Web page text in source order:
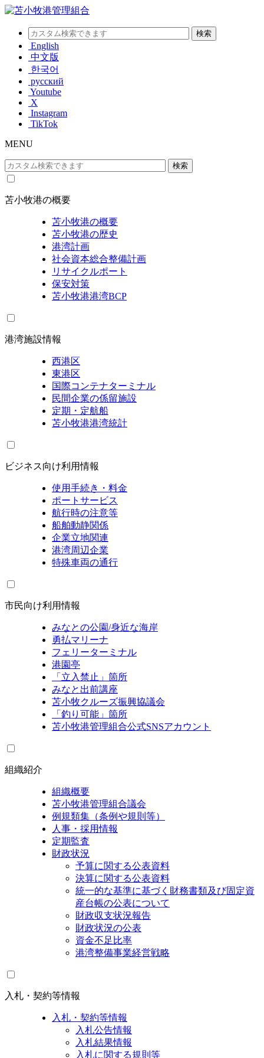
English
中文版
한국어
русский
Youtube
X
Instagram
TikTok
MENU
苫小牧港の概要
苫小牧港の概要
苫小牧港の歴史
港湾計画
社会資本総合整備計画
リサイクルポート
保安対策
苫小牧港港湾BCP
港湾施設情報
西港区
東港区
国際コンテナターミナル
民間企業の係留施設
定期・定航船
苫小牧港港湾統計
ビジネス向け利用情報
使用手続き・料金
ポートサービス
航行時の注意等
船舶動静関係
企業立地関連
港湾周辺企業
特殊車両の通行
市民向け利用情報
みなとの公園/身近な海岸
勇払マリーナ
フェリーターミナル
港園亭
「立入禁止」箇所
みなと出前講座
苫小牧クルーズ振興協議会
「釣り可能」箇所
苫小牧港管理組合公式SNSアカウント
組織紹介
組織概要
苫小牧港管理組合議会
例規類集（条例や規則等）
人事・採用情報
定期監査
財政状況
予算に関する公表資料
決算に関する公表資料
統一的な基準に基づく財務書類及び固定資
産台帳の公表について
財政収支状況報告
財政状況の公表
資金不足比率
港湾整備事業経営戦略
入札・契約等情報
入札・契約等情報
入札公告情報
入札結果情報
入札に関する規則等